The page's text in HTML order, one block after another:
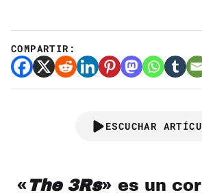
COMPARTIR:
ESCUCHAR
«The 3Rs» es un